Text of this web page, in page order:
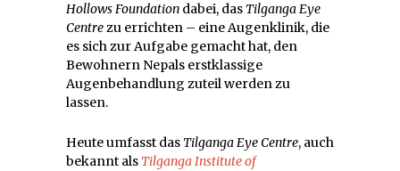
Hollows Foundation dabei, das Tilganga Eye
Centrezu errichten – eine Augenklinik, die
es sich zur Aufgabe gemacht hat, den
Bewohnern Nepals erstklassige
Augenbehandlung zuteil werden zu
lassen.
Heute umfasst das Tilganga Eye Centre, auch
bekannt als Tilganga Institute of